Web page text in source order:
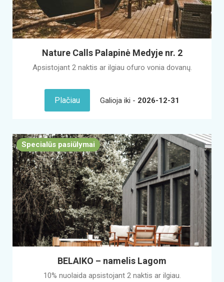
Nature Calls Palapinė Medyje nr. 2
Apsistojant 2 naktis ar ilgiau ofuro vonia dovanų.
Plačiau Galioja iki - 2026-12-31
Specialūs pasiūlymai
BELAIKO – namelis Lagom
10% nuolaida apsistojant 2 naktis ar ilgiau.